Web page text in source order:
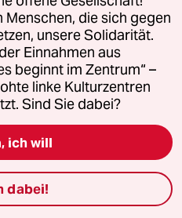
Es geht ums
um etwaige Rache.
Gotteskrieger.
konventionelle
des Iran auch
harmlos.
Uhr
die sich gegen
unsere Solidarität.
Einnahmen aus
beginnt im Zentrum“ –
linke Kulturzentren
Sind Sie dabei?
ich will
dabei!